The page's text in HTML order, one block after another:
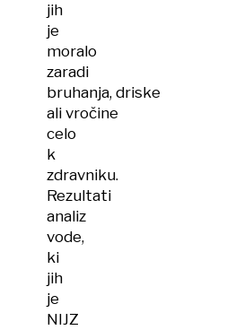
jih
je
moralo
zaradi
bruhanja, driske
ali vročine
celo
k
zdravniku.
Rezultati
analiz
vode,
ki
jih
je
NIJZ